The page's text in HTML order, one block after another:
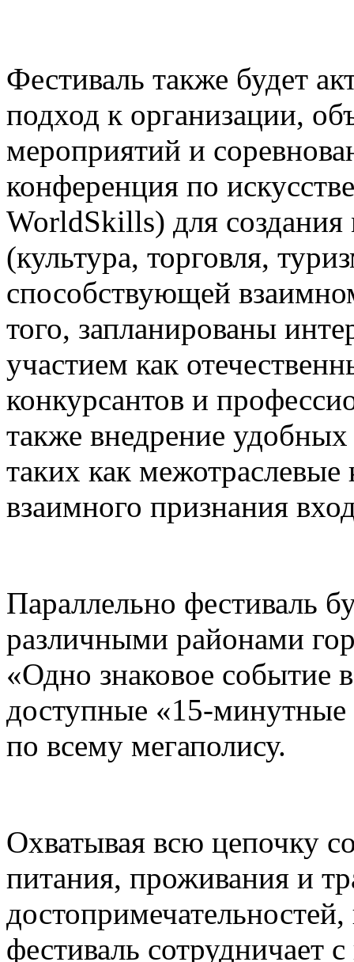
Фестиваль также будет
подход к организации,
мероприятий и
конференция по
WorldSkills) для
(культура, торговля,
способствующей
того, запланированы
участием как
конкурсантов и
также внедрение
таких как
взаимного признания
Параллельно фестиваль
различными районами
«Одно знаковое событие
доступные «15-минутные
по всему мегаполису.
Охватывая всю цепочку
питания, проживания и
фестиваль сотрудничает